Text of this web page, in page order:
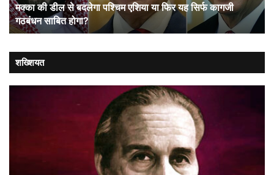
फिर
यह
सिर्फ
गठबंधन
साबित
होगा?
मक्का की डील से बदलेगा पश्चिम एशिया या फिर यह सिर्फ कागजी
गठबंधन साबित होगा?
शख्शियत